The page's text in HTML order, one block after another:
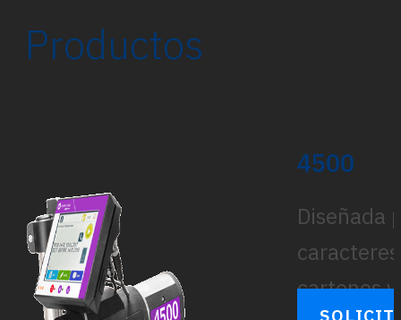
Productos
4500
Diseñada
cartones